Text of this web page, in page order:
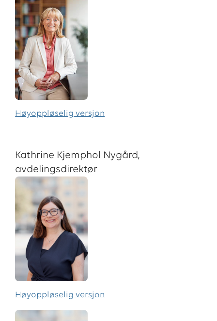
Høyoppløselig versjon
Kathrine Kjemphol Nygård,
avdelingsdirektør
Høyoppløselig versjon